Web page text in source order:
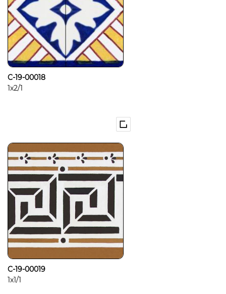
C-19-00018
1x2/1
C-19-00019
1x1/1